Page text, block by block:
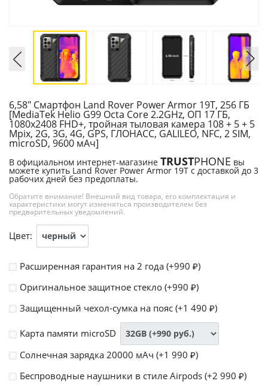
6,58" Смартфон Land Rover Power Armor 19T, 256 ГБ
[MediaTek Helio G99 Octa Core 2.2GHz, ОП 17 ГБ,
1080х2408 FHD+, тройная тыловая камера 108 + 5 + 5
Mpix, 2G, 3G, 4G, GPS, ГЛОНАСС, GALILEO, NFC, 2 SIM,
microSD, 9600 мАч]
В официальном интернет-магазине TRUSTPHONE вы
можете купить Land Rover Power Armor 19T с доставкой до 3
рабочих дней без предоплаты.
Обратите внимание! Внешний вид товара, его комплектация и
характеристики могут изменяться производителем без
предварительных уведомлений.
Цвет:
Расширенная гарантия на 2 года (+990 ₽)
Оригинальное защитное стекло (+990 ₽)
Защищенный чехол-сумка на пояс (+1 490 ₽)
Карта памяти microSD
Солнечная зарядка 20000 мАч (+1 990 ₽)
Беспроводные наушники в стиле Airpods (+2 990 ₽)